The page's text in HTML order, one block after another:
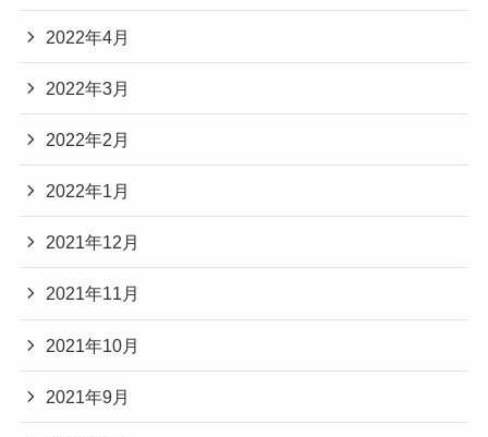
2022年4月
2022年3月
2022年2月
2022年1月
2021年12月
2021年11月
2021年10月
2021年9月